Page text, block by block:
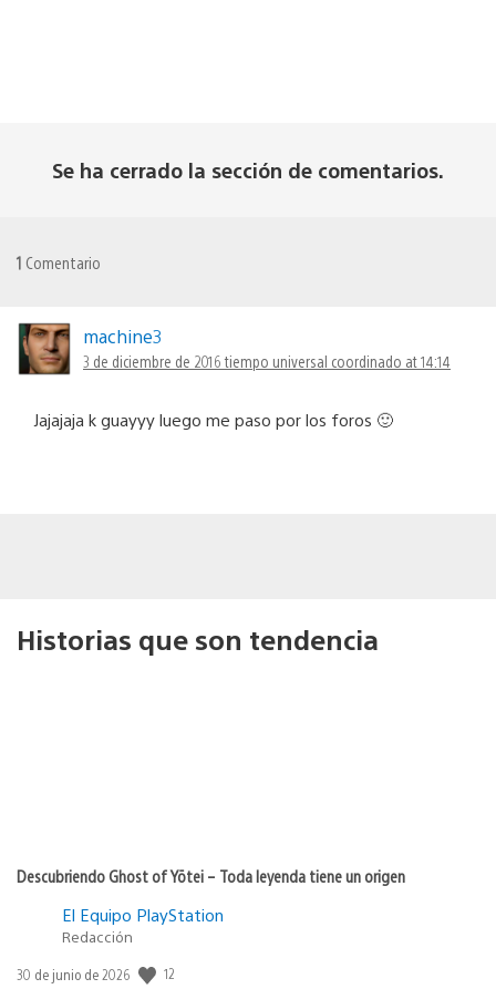
Se ha cerrado la sección de comentarios.
1 Comentario
machine3
3 de diciembre de 2016 tiempo universal coordinado at 14:14
Jajajaja k guayyy luego me paso por los foros 🙂
Historias que son tendencia
Descubriendo Ghost of Yōtei – Toda leyenda tiene un origen
El Equipo PlayStation
Redacción
Fecha
30 de junio de 2026 12